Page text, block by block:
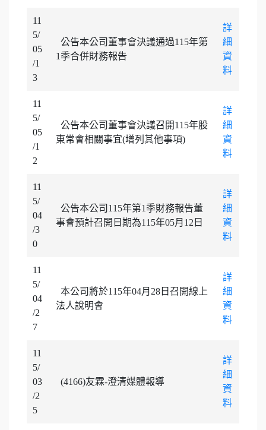
11
5/
05
/1
3
公告本公司董事會決議通過115年第
1季合併財務報告
詳
細
資
料
11
5/
05
/1
2
公告本公司董事會決議召開115年股
東常會相關事宜(增列其他事項)
詳
細
資
料
11
5/
04
/3
0
公告本公司115年第1季財務報告董
事會預計召開日期為115年05月12日
詳
細
資
料
11
5/
04
/2
7
本公司將於115年04月28日召開線上
法人說明會
詳
細
資
料
11
5/
03
/2
5
(4166)友霖-澄清媒體報導
詳
細
資
料